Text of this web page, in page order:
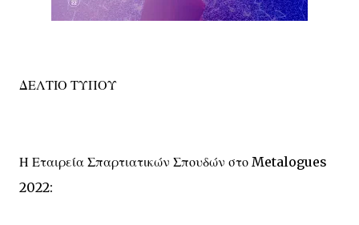
ΔΕΛΤΙΟ ΤΥΠΟΥ
Η Εταιρεία Σπαρτιατικών Σπουδών στο Metalogues
2022: